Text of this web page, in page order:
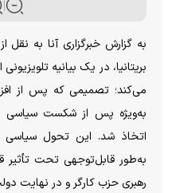
به گزارش خبرگزاری آنا به نقل
بریتانیا، در یک بیانیه
می‌کند؛ تصمیمی که پس از
به‌ویژه پس از شکست سیاسی
اتخاذ شد. این تحول سیاسی
به‌طور قابل‌توجهی تحت تأثیر
رهبری حزب کارگر و در نهایت